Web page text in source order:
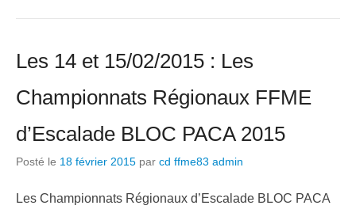
Les 14 et 15/02/2015 : Les
Championnats Régionaux FFME
d’Escalade BLOC PACA 2015
Posté le 18 février 2015 par cd ffme83 admin
Les Championnats Régionaux d’Escalade BLOC PACA